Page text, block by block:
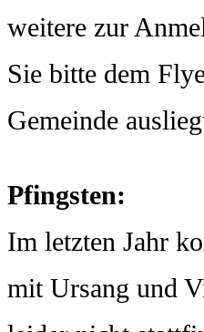
weitere zur
Sie bitte dem
Gemeinde
Pfingsten:
Im letzten Jahr
mit Ursang und